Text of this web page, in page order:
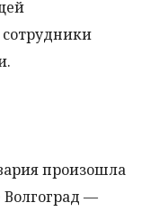
произошла
Волгоград —